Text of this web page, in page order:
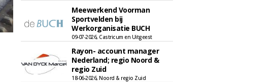
Meewerkend Voorman
Sportvelden bij
Werkorganisatie BUCH
09-07-2026, Castricum en Uitgeest
Rayon- account manager
Nederland; regio Noord &
regio Zuid
18-06-2026, Noord & regio Zuid